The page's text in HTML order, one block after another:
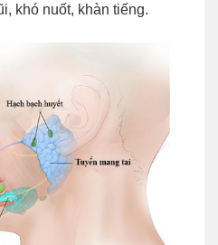
khó nuốt, khàn tiếng.